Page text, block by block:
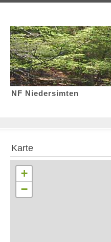
NF Niedersimten
Karte
+
−